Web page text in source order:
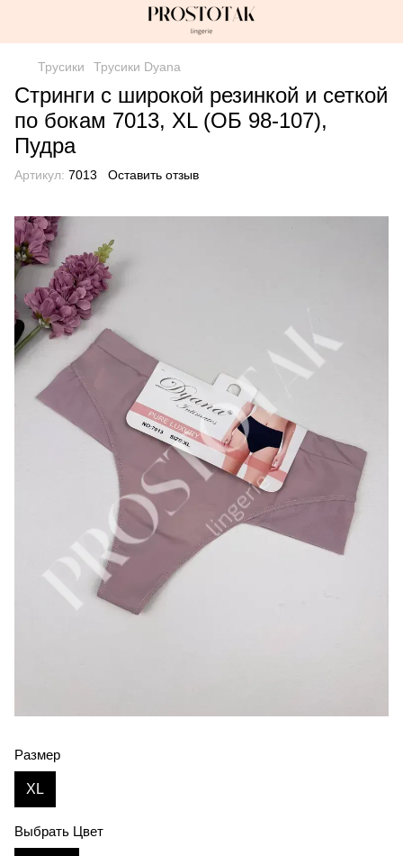
Трусики Трусики Dyana
Стринги с широкой резинкой и сеткой
по бокам 7013, XL (ОБ 98-107),
Пудра
Артикул: 7013 Оставить отзыв
Размер
XL
Выбрать Цвет